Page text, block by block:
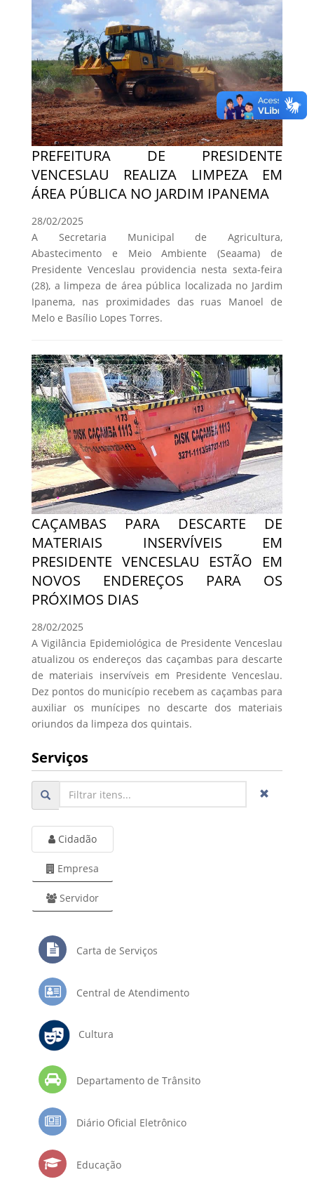
PREFEITURA DE PRESIDENTE
VENCESLAU REALIZA LIMPEZA EM
ÁREA PÚBLICA NO JARDIM IPANEMA
28/02/2025
A Secretaria Municipal de Agricultura,
Abastecimento e Meio Ambiente (Seaama) de
Presidente Venceslau providencia nesta sexta-feira
(28), a limpeza de área pública localizada no Jardim
Ipanema, nas proximidades das ruas Manoel de
Melo e Basílio Lopes Torres.
CAÇAMBAS PARA DESCARTE DE
MATERIAIS INSERVÍVEIS EM
PRESIDENTE VENCESLAU ESTÃO EM
NOVOS ENDEREÇOS PARA OS
PRÓXIMOS DIAS
28/02/2025
A Vigilância Epidemiológica de Presidente Venceslau
atualizou os endereços das caçambas para descarte
de materiais inservíveis em Presidente Venceslau.
Dez pontos do município recebem as caçambas para
auxiliar os munícipes no descarte dos materiais
oriundos da limpeza dos quintais.
Serviços
Cidadão
Empresa
Servidor
Carta de Serviços
Central de Atendimento
Cultura
Departamento de Trânsito
Diário Oficial Eletrônico
Educação